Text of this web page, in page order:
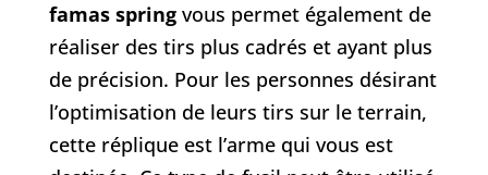
famas spring vous permet également de
réaliser des tirs plus cadrés et ayant plus
de précision. Pour les personnes désirant
l’optimisation de leurs tirs sur le terrain,
cette réplique est l’arme qui vous est